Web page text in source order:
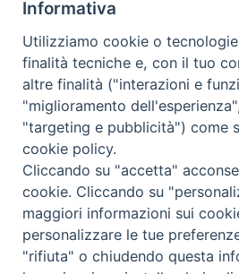
Torna il Campo Missionario
DIOCESI DI FANO FOSSOMBRONE
118 - 61032
Tel. 0721 803737 o 826044 | Cod.
Note legali|
Informativa
Utilizziamo cookie o
finalità tecniche e, con il tuo
altre finalità ("interazioni e
"miglioramento
"targeting e pubblicità") come
cookie policy.
Cliccando su "accetta"
cookie. Cliccando su
maggiori informazioni sui
personalizzare le tue
"rifiuta" o chiudendo questa